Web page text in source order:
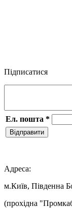
Підписатися
Ел. пошта *
Відправити
Адреса:
м.Київ, Південна
(прохідна